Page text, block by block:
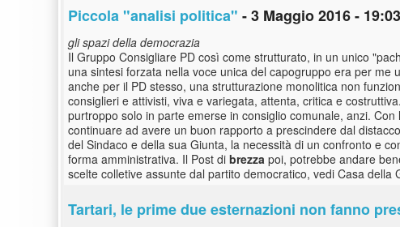
Piccola "analisi politica" - 3 Maggio 2016 - 19:03
gli spazi della democrazia
Il Gruppo Consigliare PD così come strutturato, in un unico
una sintesi forzata nella voce unica del capogruppo era per me
anche per il PD stesso, una strutturazione monolitica non
consiglieri e attivisti, viva e variegata, attenta, critica e
purtroppo solo in parte emerse in consiglio comunale, anzi.
continuare ad avere un buon rapporto a prescindere dal
del Sindaco e della sua Giunta, la necessità di un confronto e
forma amministrativa. Il Post di brezza poi, potrebbe andare
scelte colletive assunte dal partito democratico, vedi Casa
Tartari, le prime due esternazioni non fanno